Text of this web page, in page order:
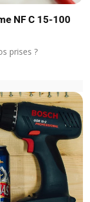
NF C 15-100
prises ?